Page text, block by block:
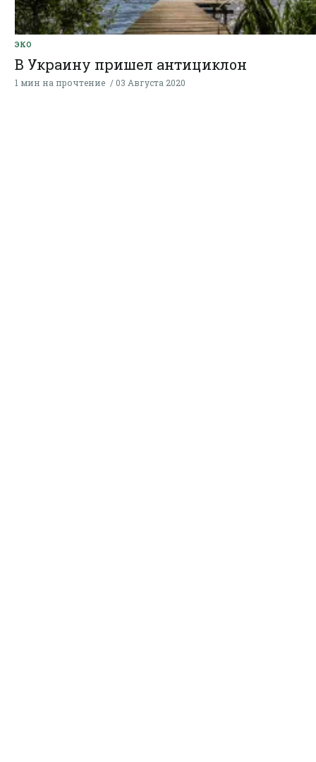
ЭКО
В Украину пришел антициклон
1 мин на прочтение 03 Августа 2020